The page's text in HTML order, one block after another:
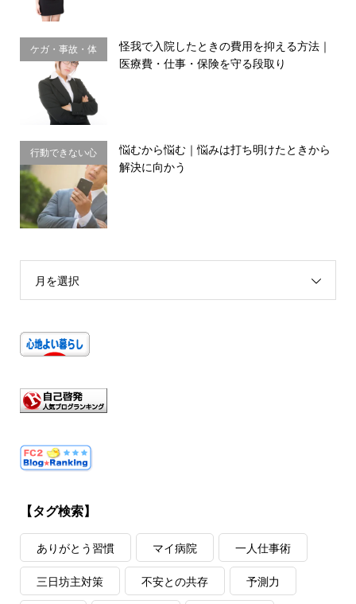
ケガ・事故・体
のサイン
怪我で入院したときの費用を抑える方法｜
医療費・仕事・保険を守る段取り
行動できない心
理・思い込み
悩むから悩む｜悩みは打ち明けたときから
解決に向かう
月を選択
【タグ検索】
ありがとう習慣 マイ病院 一人仕事術
三日坊主対策 不安との共存 予測力